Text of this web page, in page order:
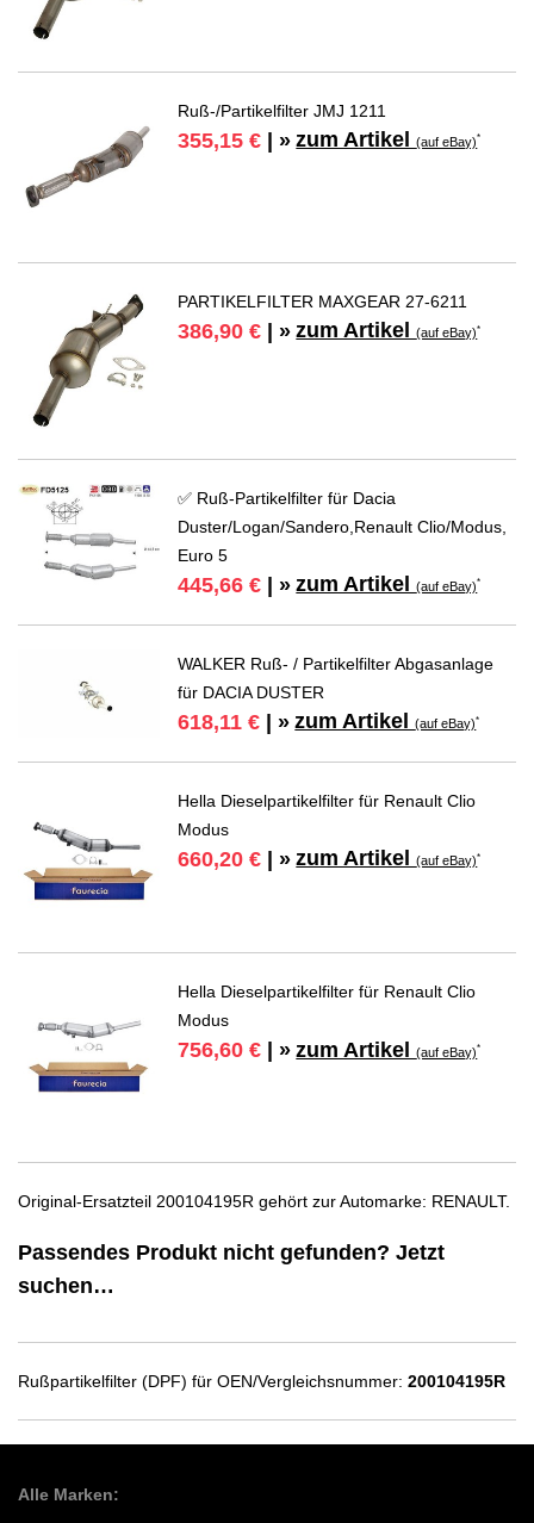
Ruß-/Partikelfilter JMJ 1211
355,15 € | » zum Artikel(auf eBay)*
PARTIKELFILTER MAXGEAR 27-6211
386,90 € | » zum Artikel(auf eBay)*
✅ Ruß-Partikelfilter für Dacia
Duster/Logan/Sandero,Renault Clio/Modus,
Euro 5
445,66 € | » zum Artikel(auf eBay)*
WALKER Ruß- / Partikelfilter Abgasanlage
für DACIA DUSTER
618,11 € | » zum Artikel(auf eBay)*
Hella Dieselpartikelfilter für Renault Clio
Modus
660,20 € | » zum Artikel(auf eBay)*
Hella Dieselpartikelfilter für Renault Clio
Modus
756,60 € | » zum Artikel(auf eBay)*
Original-Ersatzteil 200104195R gehört zur Automarke: RENAULT.
Passendes Produkt nicht gefunden? Jetzt
suchen…
Rußpartikelfilter (DPF) für OEN/Vergleichsnummer: 200104195R
Alle Marken: